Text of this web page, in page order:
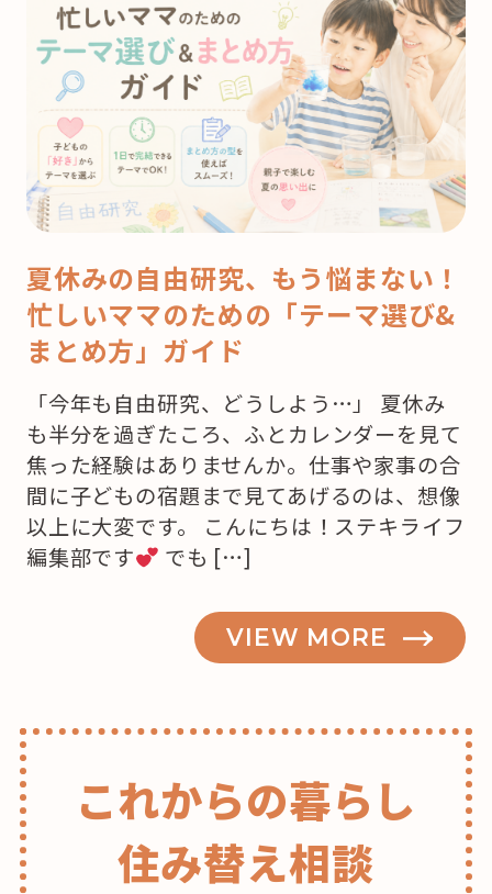
夏休みの自由研究、もう悩まない！
忙しいママのための「テーマ選び&
まとめ方」ガイド
「今年も自由研究、どうしよう…」 夏休み
も半分を過ぎたころ、ふとカレンダーを見て
焦った経験はありませんか。仕事や家事の合
間に子どもの宿題まで見てあげるのは、想像
以上に大変です。 こんにちは！ステキライフ
編集部です
でも […]
VIEW MORE
これからの暮らし
住み替え相談